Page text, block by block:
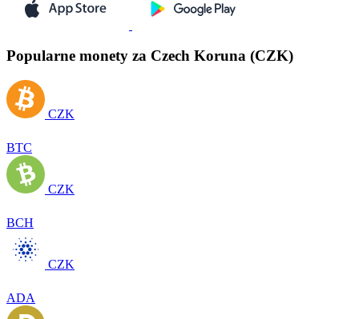
Popularne monety za Czech Koruna (CZK)
CZK
BTC
CZK
BCH
CZK
ADA